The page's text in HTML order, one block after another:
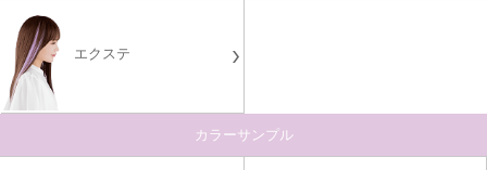
エクステ
カラーサンプル